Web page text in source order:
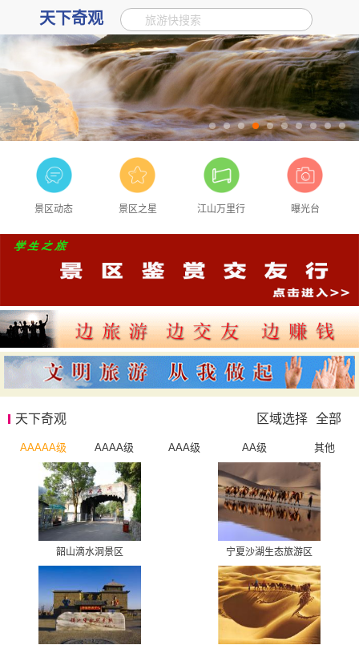
天下奇观 旅游快搜索
景区动态 景区之星 江山万里行 曝光台
天下奇观 区域选择 全部
AAAAA级 AAAA级 AAA级 AA级 其他
韶山滴水洞景区 宁夏沙湖生态旅游区